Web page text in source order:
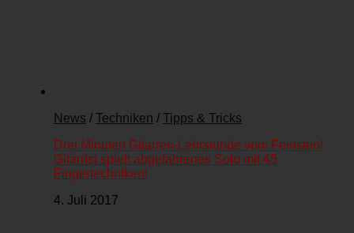
News / Techniken / Tipps & Tricks
Drei Minuten Gitarren-Lehrstunde vom Feinsten!
Gitarrist spielt abgefahrenes Solo mit 45
Fingertechniken!
4. Juli 2017